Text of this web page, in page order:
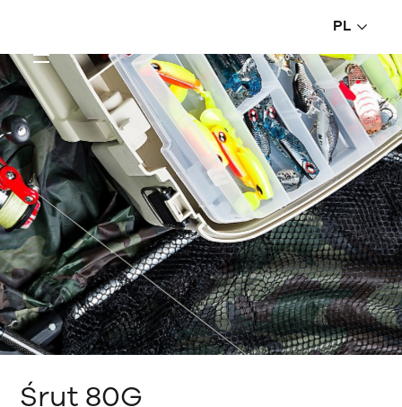
PL
Śrut 80G